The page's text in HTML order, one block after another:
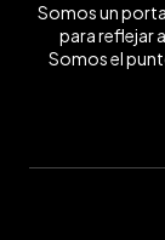
Somos un
para reflejar
Somos el